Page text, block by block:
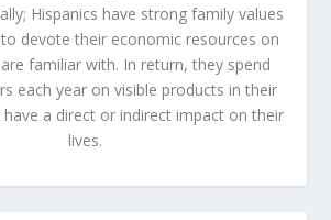
Hispanics have strong family values
devote their economic resources on
familiar with. In return, they spend
each year on visible products in their
a direct or indirect impact on their
lives.